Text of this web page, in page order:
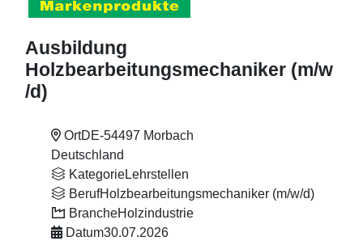
Ausbildung
Holzbearbeitungsmechaniker (m/w
/d)
OrtDE-54497 Morbach
Deutschland
KategorieLehrstellen
BerufHolzbearbeitungsmechaniker (m/w/d)
BrancheHolzindustrie
Datum30.07.2026